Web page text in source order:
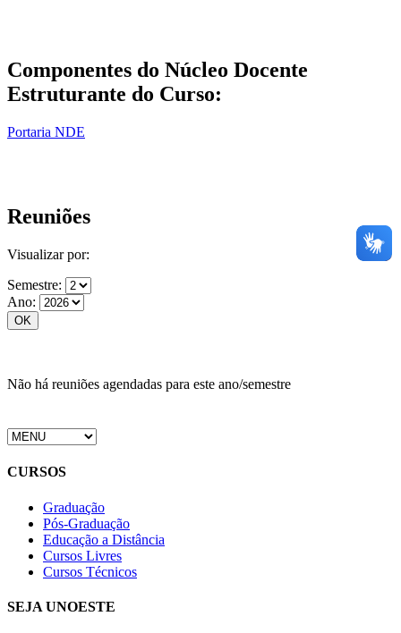
Componentes do Núcleo Docente
Estruturante do Curso:
Portaria NDE
Reuniões
Visualizar por:
Semestre:
Ano:
Não há reuniões agendadas para este ano/semestre
CURSOS
Graduação
Pós-Graduação
Educação a Distância
Cursos Livres
Cursos Técnicos
SEJA UNOESTE